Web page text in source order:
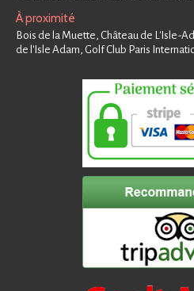
À proximité
Bois de la Muette, Château de L'Isle-
de l'Isle Adam, Golf Club Paris